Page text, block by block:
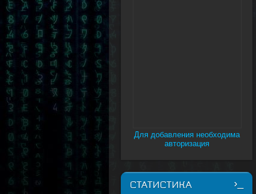
Для добавления необходима
авторизация
СТАТИСТИКА